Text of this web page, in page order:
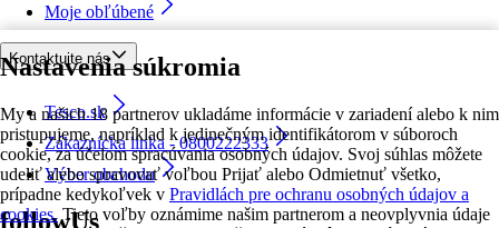
Nastavenia súkromia
My a našich 18 partnerov ukladáme informácie v zariadení alebo k nim
pristupujeme, napríklad k jedinečným identifikátorom v súboroch
cookie, za účelom spracúvania osobných údajov. Svoj súhlas môžete
udeliť alebo spravovať voľbou Prijať alebo Odmietnuť všetko,
prípadne kedykoľvek v Pravidlách pre ochranu osobných údajov a
cookies. Tieto voľby oznámime našim partnerom a neovplyvnia údaje
Moje obľúbené
Kontaktujte nás
Tesco.sk
Zákaznícka linka - 0800222333
Výber obchodu
followUs